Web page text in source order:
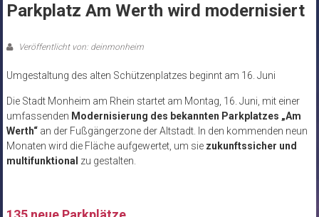
Parkplatz Am Werth wird modernisiert
Veröffentlicht von: deinmonheim
Umgestaltung des alten Schützenplatzes beginnt am 16. Juni
Die Stadt Monheim am Rhein startet am Montag, 16. Juni, mit einer
umfassenden Modernisierung des bekannten Parkplatzes „Am
Werth“an der Fußgängerzone der Altstadt. In den kommenden neun
Monaten wird die Fläche aufgewertet, um sie zukunftssicher und
multifunktional zu gestalten.